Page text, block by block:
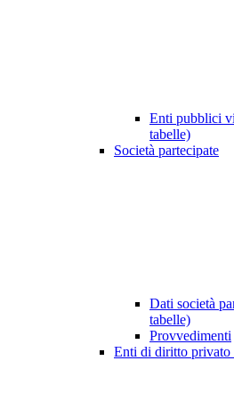
Enti pubblici
tabelle)
Società partecipate
Dati società
tabelle)
Provvedimenti
Enti di diritto privato